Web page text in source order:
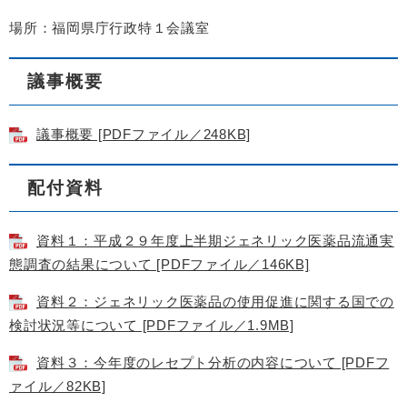
場所：福岡県庁行政特１会議室
議事概要
議事概要 [PDFファイル／248KB]
配付資料
資料１：平成２９年度上半期ジェネリック医薬品流通実
態調査の結果について [PDFファイル／146KB]
資料２：ジェネリック医薬品の使用促進に関する国での
検討状況等について [PDFファイル／1.9MB]
資料３：今年度のレセプト分析の内容について [PDFフ
ァイル／82KB]